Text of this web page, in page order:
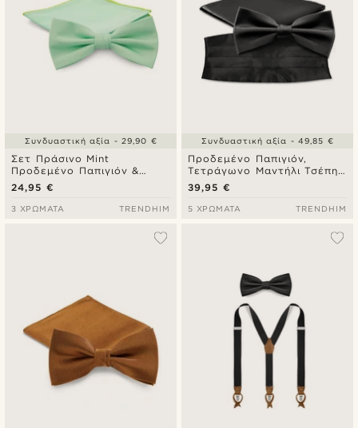
Σετ Πράσινο Mint
Προδεμένο Παπιγιόν &
Τετράγωνο Μαντήλι Τσέπης
24,95 €
Συνδυαστική αξία - 29,90 €
3 ΧΡΏΜΑΤΑ TRENDHIM
Προδεμένο Παπιγιόν,
Τετράγωνο Μαντήλι Τσέπης
(Ποσέτ), και Ζωνάρι, Μαύρα
39,95 €
Συνδυαστική αξία - 49,85 €
5 ΧΡΏΜΑΤΑ TRENDHIM